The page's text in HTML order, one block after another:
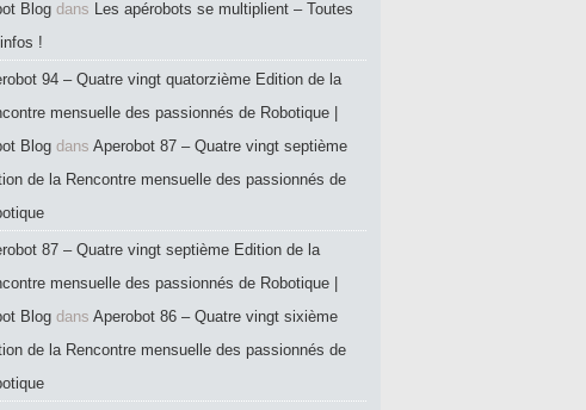
Blog dans Les apérobots se multiplient – Toutes
!
94 – Quatre vingt quatorzième Edition de la
mensuelle des passionnés de Robotique |
Blog dans Aperobot 87 – Quatre vingt septième
de la Rencontre mensuelle des passionnés de
87 – Quatre vingt septième Edition de la
mensuelle des passionnés de Robotique |
Blog dans Aperobot 86 – Quatre vingt sixième
de la Rencontre mensuelle des passionnés de